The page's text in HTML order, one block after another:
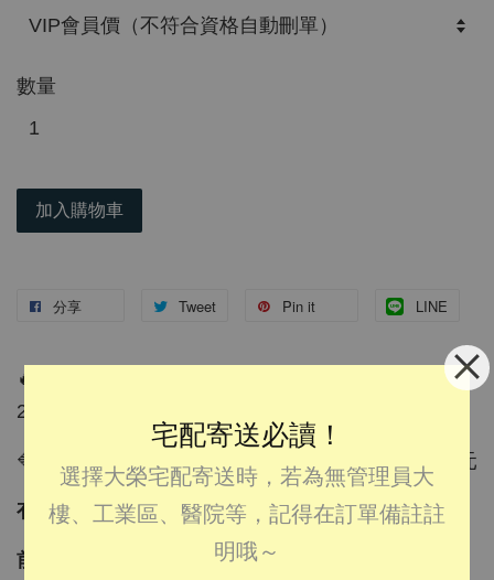
宅配寄送必讀！
選擇大榮宅配寄送時，若為無管理員大
樓、工業區、醫院等，記得在訂單備註註
明哦～
數量
加入購物車
分享 Tweet Pin it LINE
🔥代理商預購：韓國roobliss極致黑松露修護髮膜
250ML
🔷VIP會員代購價：470元 🔷一般會員代購價：500元
有效期限：2028
前調｜